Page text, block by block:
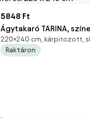
5848 Ft
Ágytakaró TARINA,
220 x 240 cm
220×240 cm, kárpitozott,
Raktáron